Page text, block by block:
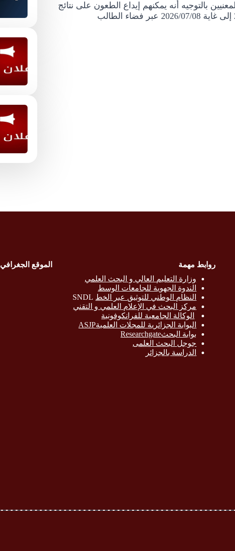
بالتوجيه أنه يمكنهم إيداع الطعون على نتائج
روابط مهمة
وزارة التعليم العالي و البحث العلمي
الندوة الجهوية للجامعات الوسط
النظام الوطني للتوثيق عبر الخط
مركز البحث في الإعلام العلمي و التقني
الوكالة الجامعية للفرانكوفونية
البوابة الجزائرية للمجلات العلميةASJP
بوابة البحثResearchgate
جوجل البحث العلمى
الدراسة بالجزائر
الموقع الجغرافي